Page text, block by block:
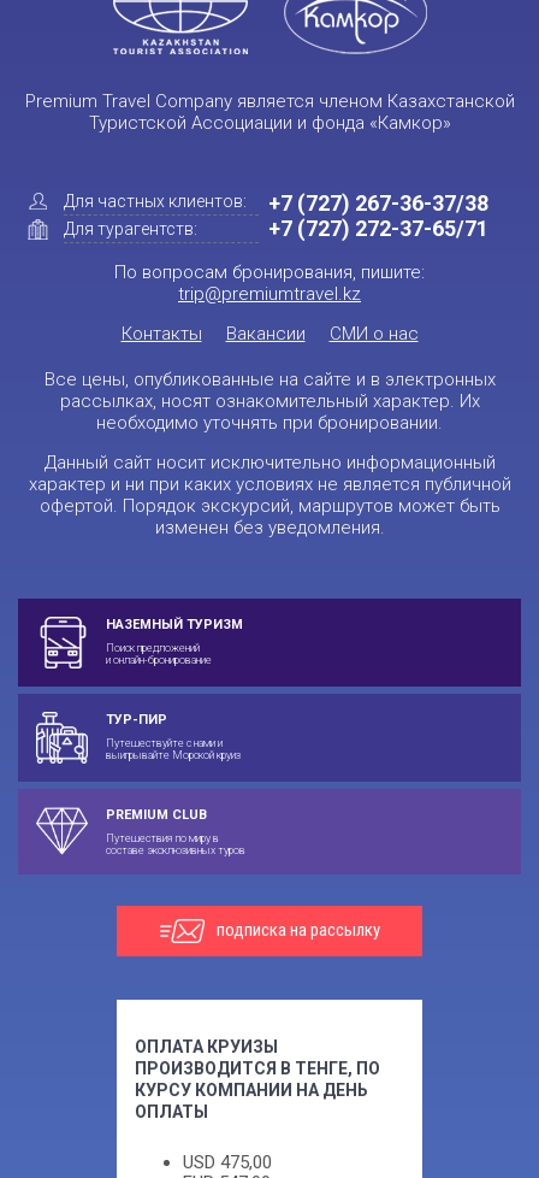
Premium Travel Company является членом Казахстанской
Туристской Ассоциации и фонда «Камкор»
Для частных клиентов:
Для турагентств:
+7 (727) 267-36-37/38
+7 (727) 272-37-65/71
По вопросам бронирования, пишите:
trip@premiumtravel.kz
Контакты
Вакансии СМИ о нас
Все цены, опубликованные на сайте и в электронных
рассылках, носят ознакомительный характер. Их
необходимо уточнять при бронировании.
Данный сайт носит исключительно информационный
характер и ни при каких условиях не является публичной
офертой. Порядок экскурсий, маршрутов может быть
изменен без уведомления.
НАЗЕМНЫЙ ТУРИЗМ
Поиск предложений
и онлайн-бронирование
ТУР-ПИР
Путешествуйте с нами и
выигрывайте Морской круиз
PREMIUM CLUB
Путешествия по миру в
составе эксклюзивных туров
подписка на рассылку
ОПЛАТА КРУИЗЫ
ПРОИЗВОДИТСЯ В ТЕНГЕ, ПО
КУРСУ КОМПАНИИ НА ДЕНЬ
ОПЛАТЫ
USD 475,00